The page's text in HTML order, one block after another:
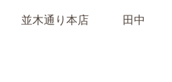
並木通り本店 田中